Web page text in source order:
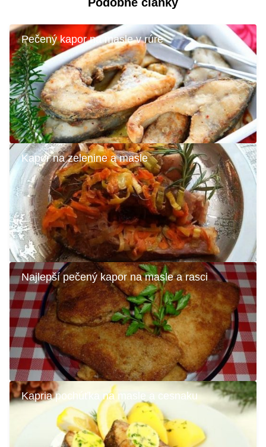
Pečený kapor na masle v rúre
Kapor na zelenine a masle
Najlepší pečený kapor na masle a rasci
Kapria pochúťka na masle a cesnaku